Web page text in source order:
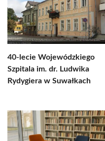
40-lecie Wojewódzkiego
Szpitala im. dr. Ludwika
Rydygiera w Suwałkach